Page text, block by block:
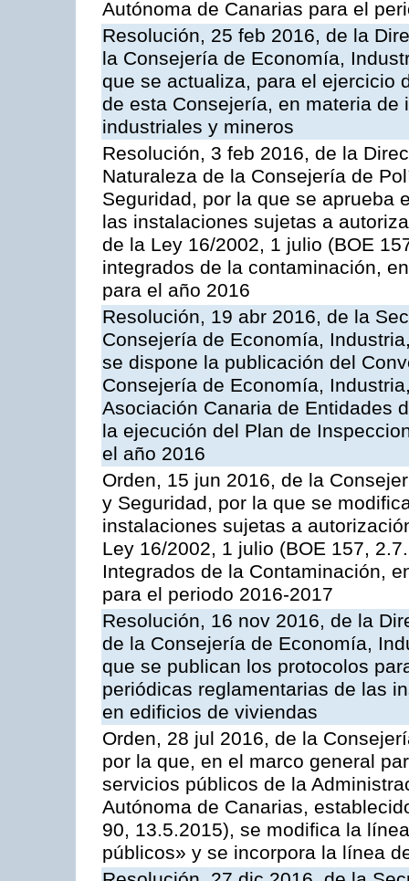
Autónoma de Canarias para el
Resolución, 25 feb 2016, de la
la Consejería de Economía,
que se actualiza, para el ejercicio
de esta Consejería, en materia
industriales y mineros
Resolución, 3 feb 2016, de la
Naturaleza de la Consejería de
Seguridad, por la que se aprueba
las instalaciones sujetas a
de la Ley 16/2002, 1 julio (BOE
integrados de la contaminación,
para el año 2016
Resolución, 19 abr 2016, de la
Consejería de Economía,
se dispone la publicación del
Consejería de Economía,
Asociación Canaria de Entidades
la ejecución del Plan de
el año 2016
Orden, 15 jun 2016, de la
y Seguridad, por la que se
instalaciones sujetas a
Ley 16/2002, 1 julio (BOE 157,
Integrados de la Contaminación,
para el periodo 2016-2017
Resolución, 16 nov 2016, de la
de la Consejería de Economía,
que se publican los protocolos
periódicas reglamentarias de las
en edificios de viviendas
Orden, 28 jul 2016, de la
por la que, en el marco general
servicios públicos de la
Autónoma de Canarias,
90, 13.5.2015), se modifica la
públicos» y se incorpora la línea